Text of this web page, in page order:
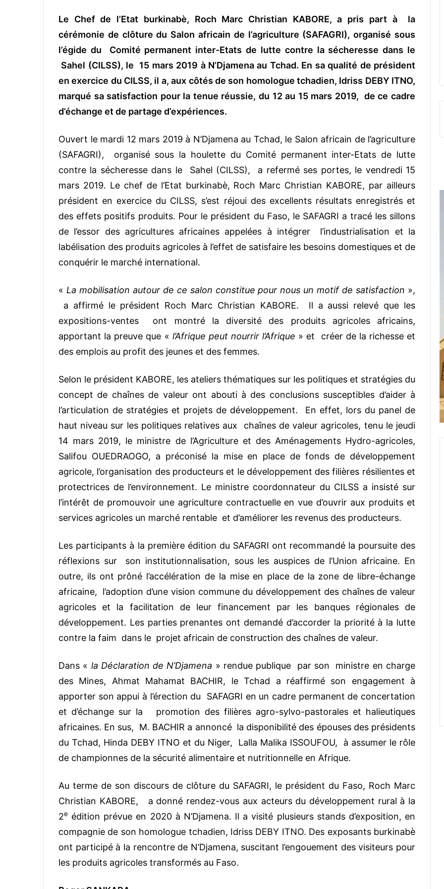
Le Chef de l’Etat burkinabè, Roch Marc Christian KABORE, a pris part à la
cérémonie de clôture du Salon africain de l’agriculture (SAFAGRI), organisé sous
l’égide du Comité permanent inter-Etats de lutte contre la sécheresse dans le
Sahel (CILSS), le 15 mars 2019 à N’Djamena au Tchad. En sa qualité de président
en exercice du CILSS, il a, aux côtés de son homologue tchadien, Idriss DEBY ITNO,
marqué sa satisfaction pour la tenue réussie, du 12 au 15 mars 2019, de ce cadre
d’échange et de partage d’expériences.
Ouvert le mardi 12 mars 2019 à N’Djamena au Tchad, le Salon africain de l’agriculture
(SAFAGRI), organisé sous la houlette du Comité permanent inter-Etats de lutte
contre la sécheresse dans le Sahel (CILSS), a refermé ses portes, le vendredi 15
mars 2019. Le chef de l’Etat burkinabè, Roch Marc Christian KABORE, par ailleurs
président en exercice du CILSS, s’est réjoui des excellents résultats enregistrés et
des effets positifs produits. Pour le président du Faso, le SAFAGRI a tracé les sillons
de l’essor des agricultures africaines appelées à intégrer l’industrialisation et la
labélisation des produits agricoles à l’effet de satisfaire les besoins domestiques et de
conquérir le marché international.
« La mobilisation autour de ce salon constitue pour nous un motif de satisfaction »,
a affirmé le président Roch Marc Christian KABORE. Il a aussi relevé que les
expositions-ventes ont montré la diversité des produits agricoles africains,
apportant la preuve que « l’Afrique peut nourrir l’Afrique » et créer de la richesse et
des emplois au profit des jeunes et des femmes.
Selon le président KABORE, les ateliers thématiques sur les politiques et stratégies du
concept de chaînes de valeur ont abouti à des conclusions susceptibles d’aider à
l’articulation de stratégies et projets de développement. En effet, lors du panel de
haut niveau sur les politiques relatives aux chaînes de valeur agricoles, tenu le jeudi
14 mars 2019, le ministre de l’Agriculture et des Aménagements Hydro-agricoles,
Salifou OUEDRAOGO, a préconisé la mise en place de fonds de développement
agricole, l’organisation des producteurs et le développement des filières résilientes et
protectrices de l’environnement. Le ministre coordonnateur du CILSS a insisté sur
l’intérêt de promouvoir une agriculture contractuelle en vue d’ouvrir aux produits et
services agricoles un marché rentable et d’améliorer les revenus des producteurs.
Les participants à la première édition du SAFAGRI ont recommandé la poursuite des
réflexions sur son institutionnalisation, sous les auspices de l’Union africaine. En
outre, ils ont prôné l’accélération de la mise en place de la zone de libre-échange
africaine, l’adoption d’une vision commune du développement des chaînes de valeur
agricoles et la facilitation de leur financement par les banques régionales de
développement. Les parties prenantes ont demandé d’accorder la priorité à la lutte
contre la faim dans le projet africain de construction des chaînes de valeur.
Dans « la Déclaration de N’Djamena » rendue publique par son ministre en charge
des Mines, Ahmat Mahamat BACHIR, le Tchad a réaffirmé son engagement à
apporter son appui à l’érection du SAFAGRI en un cadre permanent de concertation
et d’échange sur la promotion des filières agro-sylvo-pastorales et halieutiques
africaines. En sus, M. BACHIR a annoncé la disponibilité des épouses des présidents
du Tchad, Hinda DEBY ITNO et du Niger, Lalla Malika ISSOUFOU, à assumer le rôle
de championnes de la sécurité alimentaire et nutritionnelle en Afrique.
Au terme de son discours de clôture du SAFAGRI, le président du Faso, Roch Marc
Christian KABORE, a donné rendez-vous aux acteurs du développement rural à la
2e édition prévue en 2020 à N’Djamena. Il a visité plusieurs stands d’exposition, en
compagnie de son homologue tchadien, Idriss DEBY ITNO. Des exposants burkinabè
ont participé à la rencontre de N’Djamena, suscitant l’engouement des visiteurs pour
les produits agricoles transformés au Faso.